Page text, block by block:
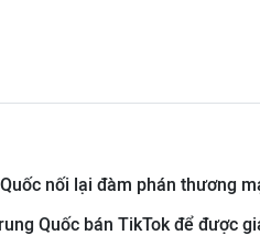
nối lại đàm phán thương
Quốc bán TikTok để được